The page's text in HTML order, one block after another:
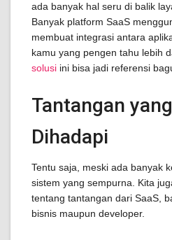
ada banyak hal seru di balik
Banyak platform SaaS
membuat integrasi antara
kamu yang pengen tahu lebih
solusi ini bisa jadi referensi
Tantangan
Dihadapi
Tentu saja, meski ada banyak
sistem yang sempurna. Kita
tentang tantangan dari SaaS,
bisnis maupun developer.